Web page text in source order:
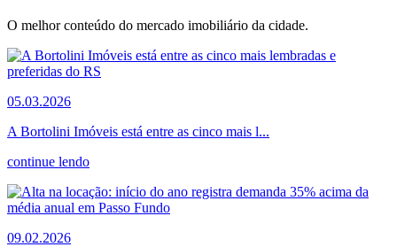
O melhor conteúdo do mercado imobiliário da cidade.
05.03.2026
A Bortolini Imóveis está entre as cinco mais l...
continue lendo
09.02.2026